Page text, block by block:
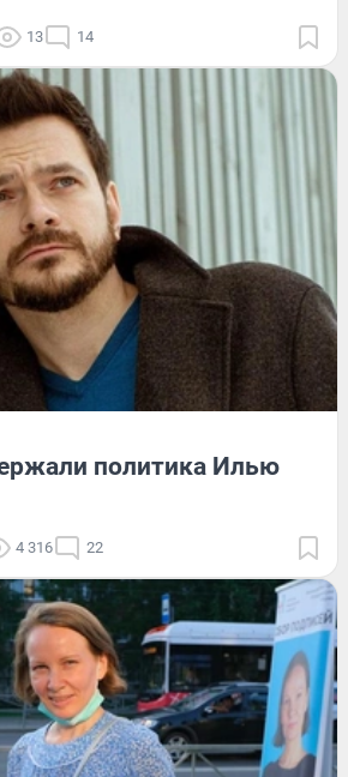
13 14
политика Илью
4 316 22